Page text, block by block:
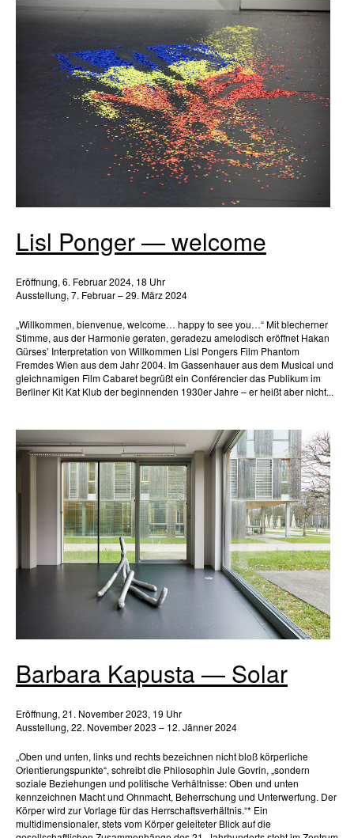
Lisl Ponger — welcome
Eröffnung, 6. Februar 2024, 18 Uhr
Ausstellung, 7. Februar – 29. März 2024
„Willkommen, bienvenue, welcome… happy to see you…“ Mit blecherner
Stimme, aus der Harmonie geraten, geradezu amelodisch eröffnet Hakan
Gürses’ Interpretation von Willkommen Lisl Pongers Film Phantom
Fremdes Wien aus dem Jahr 2004. Im Gassenhauer aus dem Musical und
gleichnamigen Film Cabaret begrüßt ein Conférencier das Publikum im
Berliner Kit Kat Klub der beginnenden 1930er Jahre – er heißt aber nicht...
Barbara Kapusta — Solar
Eröffnung, 21. November 2023, 19 Uhr
Ausstellung, 22. November 2023 – 12. Jänner 2024
„Oben und unten, links und rechts bezeichnen nicht bloß körperliche
Orientierungspunkte“, schreibt die Philosophin Jule Govrin, „sondern
soziale Beziehungen und politische Verhältnisse: Oben und unten
kennzeichnen Macht und Ohnmacht, Beherrschung und Unterwerfung. Der
Körper wird zur Vorlage für das Herrschaftsverhältnis.“* Ein
multidimensionaler, stets vom Körper geleiteter Blick auf die